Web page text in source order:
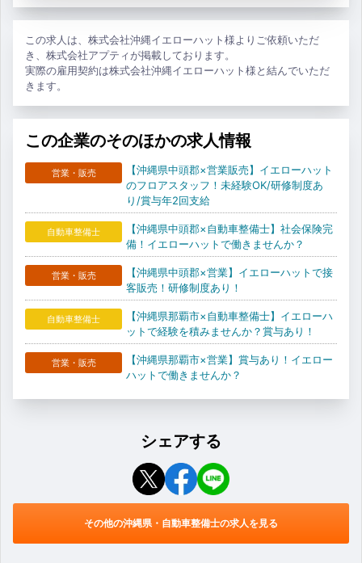
この求人は、株式会社沖縄イエローハット様よりご依頼いただ
き、株式会社アプティが掲載しております。
実際の雇用契約は株式会社沖縄イエローハット様と結んでいただ
きます。
この企業のそのほかの求人情報
営業・販売
【沖縄県中頭郡×営業販売】イエローハット
のフロアスタッフ！未経験OK/研修制度あ
り/賞与年2回支給
自動車整備士
【沖縄県中頭郡×自動車整備士】社会保険完
備！イエローハットで働きませんか？
営業・販売
【沖縄県中頭郡×営業】イエローハットで接
客販売！研修制度あり！
自動車整備士
【沖縄県那覇市×自動車整備士】イエローハ
ットで経験を積みませんか？賞与あり！
営業・販売
【沖縄県那覇市×営業】賞与あり！イエロー
ハットで働きませんか？
シェアする
その他の沖縄県・自動車整備士の求人を見る